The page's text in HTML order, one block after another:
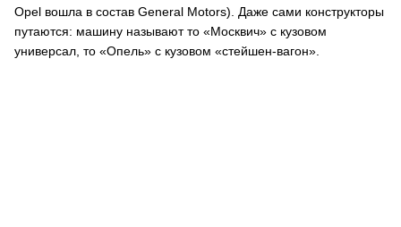
Opel вошла в состав General Motors). Даже сами конструкторы
путаются: машину называют то «Москвич» с кузовом
универсал, то «Опель» с кузовом «стейшен-вагон».